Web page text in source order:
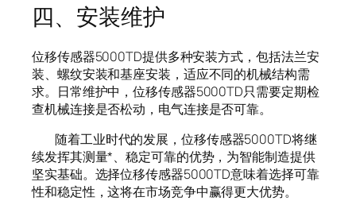
四、安装维护
位移传感器5000TD提供多种安装方式，包括法兰安
装、螺纹安装和基座安装，适应不同的机械结构需
求。日常维护中，位移传感器5000TD只需要定期检
查机械连接是否松动，电气连接是否可靠。
随着工业时代的发展，位移传感器5000TD将继
续发挥其测量*、稳定可靠的优势，为智能制造提供
坚实基础。选择位移传感器5000TD意味着选择可靠
性和稳定性，这将在市场竞争中赢得更大优势。